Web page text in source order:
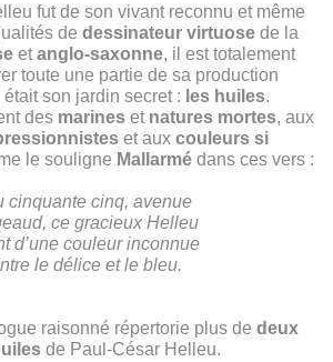
Rechercher
fut de son vivant reconnu et même
de dessinateur virtuose de la
et anglo-saxonne, il est totalement
toute une partie de sa production
son jardin secret : les huiles.
des marines et natures mortes, aux
et aux couleurs si
le souligne Mallarmé dans ces vers :
cinquante cinq, avenue
ce gracieux Helleu
d’une couleur inconnue
le délice et le bleu.
raisonné répertorie plus de deux
de Paul-César Helleu.